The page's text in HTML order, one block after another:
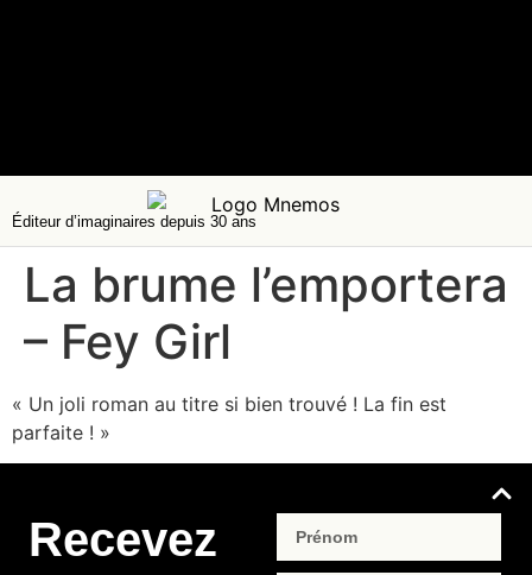
Éditeur d’imaginaires depuis 30 ans
La brume l’emportera
– Fey Girl
« Un joli roman au titre si bien trouvé ! La fin est
parfaite ! »
Recevez